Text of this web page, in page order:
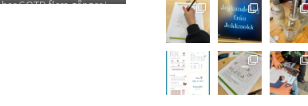
har GOTD flera gånger i